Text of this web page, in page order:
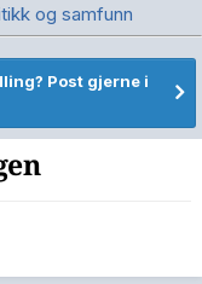
og samfunn
Post gjerne i